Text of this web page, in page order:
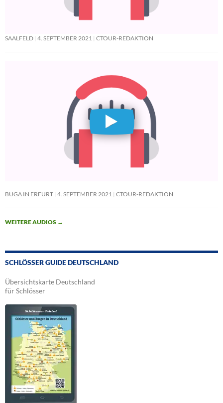
SAALFELD 4. SEPTEMBER 2021 CTOUR-REDAKTION
BUGA IN ERFURT 4. SEPTEMBER 2021 CTOUR-REDAKTION
WEITERE AUDIOS →
SCHLÖSSER GUIDE DEUTSCHLAND
Übersichtskarte Deutschland
für Schlösser